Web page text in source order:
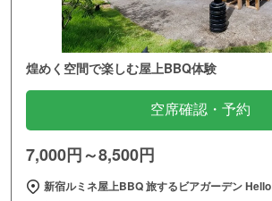
煌めく空間で楽しむ屋上BBQ体験
空席確認・予約
7,000円～8,500円
新宿ルミネ屋上BBQ 旅するビアガーデン Hello